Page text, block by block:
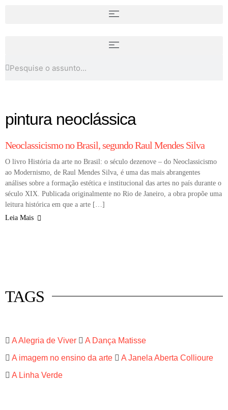
Aby Warburg: o historiador das
imagens e a invenção da
memória cultural
Expografia de exposições: entre
arte, espaço e experiência
pintura neoclássica
COLUNA
Neoclassicismo no Brasil, segundo Raul Mendes Silva
O livro História da arte no Brasil: o século dezenove – do Neoclassicismo
ao Modernismo, de Raul Mendes Silva, é uma das mais abrangentes
análises sobre a formação estética e institucional das artes no país durante o
século XIX. Publicada originalmente no Rio de Janeiro, a obra propõe uma
leitura histórica em que a arte […]
Leia Mais
TAGS
A Alegria de Viver
A Dança Matisse
A imagem no ensino da arte
A Janela Aberta Collioure
A Linha Verde